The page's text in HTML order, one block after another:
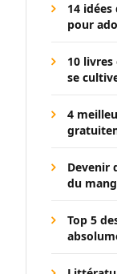
14
pour
10
se
4
Devenir
du
Top 5